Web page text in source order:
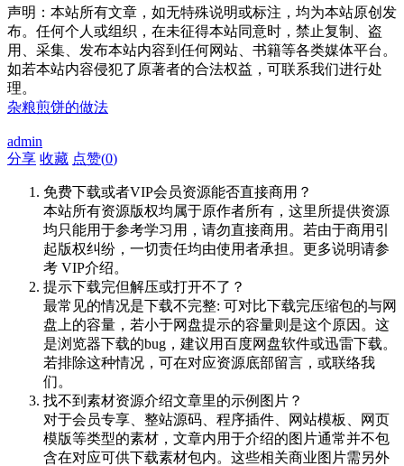
声明：本站所有文章，如无特殊说明或标注，均为本站原创发
布。任何个人或组织，在未征得本站同意时，禁止复制、盗
用、采集、发布本站内容到任何网站、书籍等各类媒体平台。
如若本站内容侵犯了原著者的合法权益，可联系我们进行处
理。
杂粮煎饼的做法
admin
分享 收藏 点赞(0)
免费下载或者VIP会员资源能否直接商用？
本站所有资源版权均属于原作者所有，这里所提供资源
均只能用于参考学习用，请勿直接商用。若由于商用引
起版权纠纷，一切责任均由使用者承担。更多说明请参
考 VIP介绍。
提示下载完但解压或打开不了？
最常见的情况是下载不完整: 可对比下载完压缩包的与网
盘上的容量，若小于网盘提示的容量则是这个原因。这
是浏览器下载的bug，建议用百度网盘软件或迅雷下载。
若排除这种情况，可在对应资源底部留言，或联络我
们。
找不到素材资源介绍文章里的示例图片？
对于会员专享、整站源码、程序插件、网站模板、网页
模版等类型的素材，文章内用于介绍的图片通常并不包
含在对应可供下载素材包内。这些相关商业图片需另外